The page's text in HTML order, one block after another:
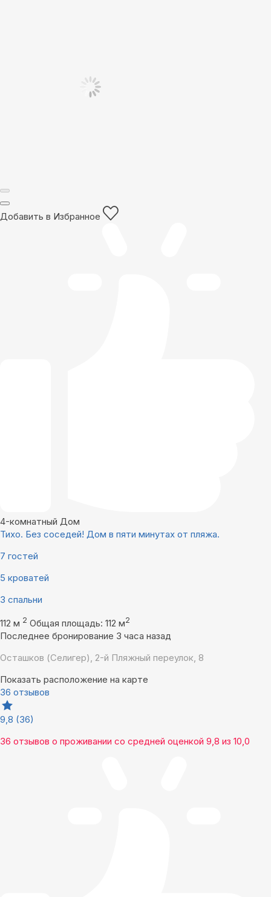
Добавить в Избранное
4-комнатный Дом
Тихо. Без соседей! Дом в пяти минутах от пляжа.
7 гостей
5 кроватей
3 спальни
112 м 2 Общая площадь: 112 м2
Последнее бронирование 3 часа назад
Осташков (Селигер), 2-й Пляжный переулок, 8
Показать расположение на карте
36 отзывов
9,8 (36)
36 отзывов о проживании со средней оценкой 9,8 из 10,0